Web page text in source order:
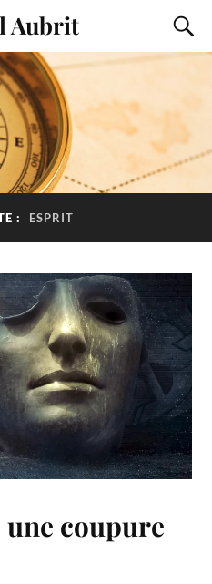
Aubrit
: ESPRIT
coupure